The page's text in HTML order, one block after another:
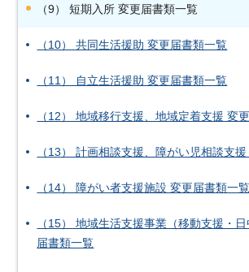
（9） 短期入所 変更届書類一覧
（10） 共同生活援助 変更届書類一覧
（11） 自立生活援助 変更届書類一覧
（12） 地域移行支援、地域定着支援 変
（13） 計画相談支援、障がい児相談支
（14） 障がい者支援施設 変更届書類一覧
（15） 地域生活支援事業（移動支援・
届書類一覧